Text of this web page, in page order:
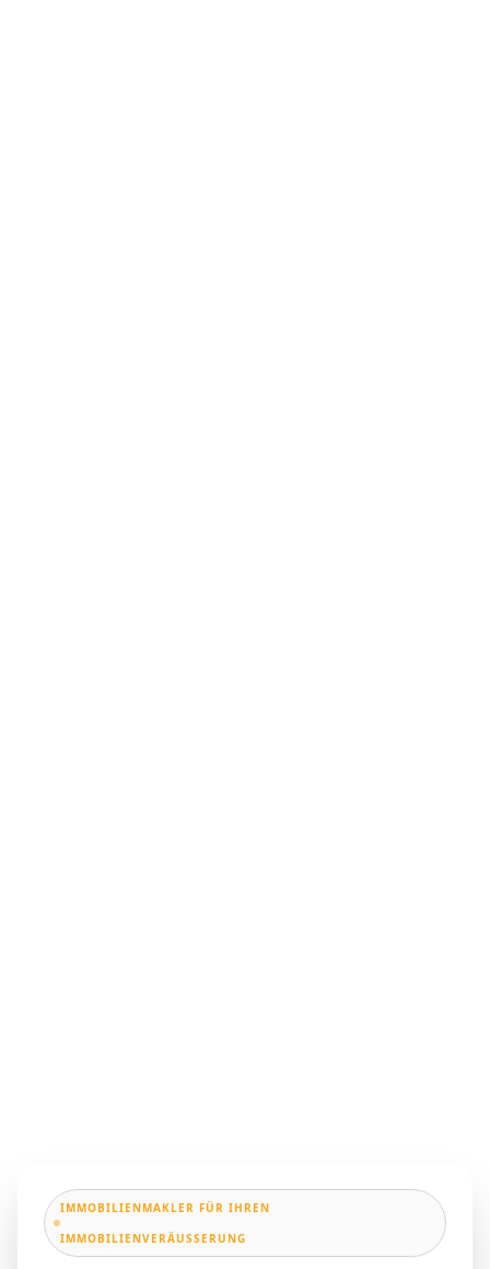
IMMOBILIENMAKLER FÜR IHREN
IMMOBILIENVERÄUSSERUNG